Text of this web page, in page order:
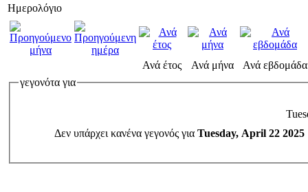
Ημερολόγιο
Ανά έτος Ανά μήνα
Ανά εβδομάδα
γεγονότα για
Δεν υπάρχει κανένα γεγονός για Tuesday, April 22 2025